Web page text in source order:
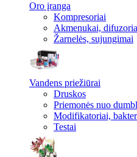
Oro įranga
Kompresoriai
Akmenukai,
Žarnelės, sujungimai
Vandens priežiūrai
Druskos
Priemonės nuo
Modifikatoriai,
Testai